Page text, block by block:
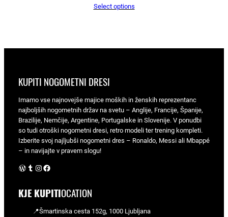
Select options
KUPITI NOGOMETNI DRESI
Imamo vse najnovejše majice moških in ženskih reprezentanc
najboljših nogometnih držav na svetu – Anglije, Francije, Španije,
Brazilije, Nemčije, Argentine, Portugalske in Slovenije. V ponudbi
so tudi otroški nogometni dresi, retro modeli ter trening kompleti.
Izberite svoj najljubši nogometni dres – Ronaldo, Messi ali Mbappé
– in navijajte v pravem slogu!
WordPress Instagram Facebook
KJE KUPITIOCATION
📍Šmartinska cesta 152g, 1000 Ljubljana